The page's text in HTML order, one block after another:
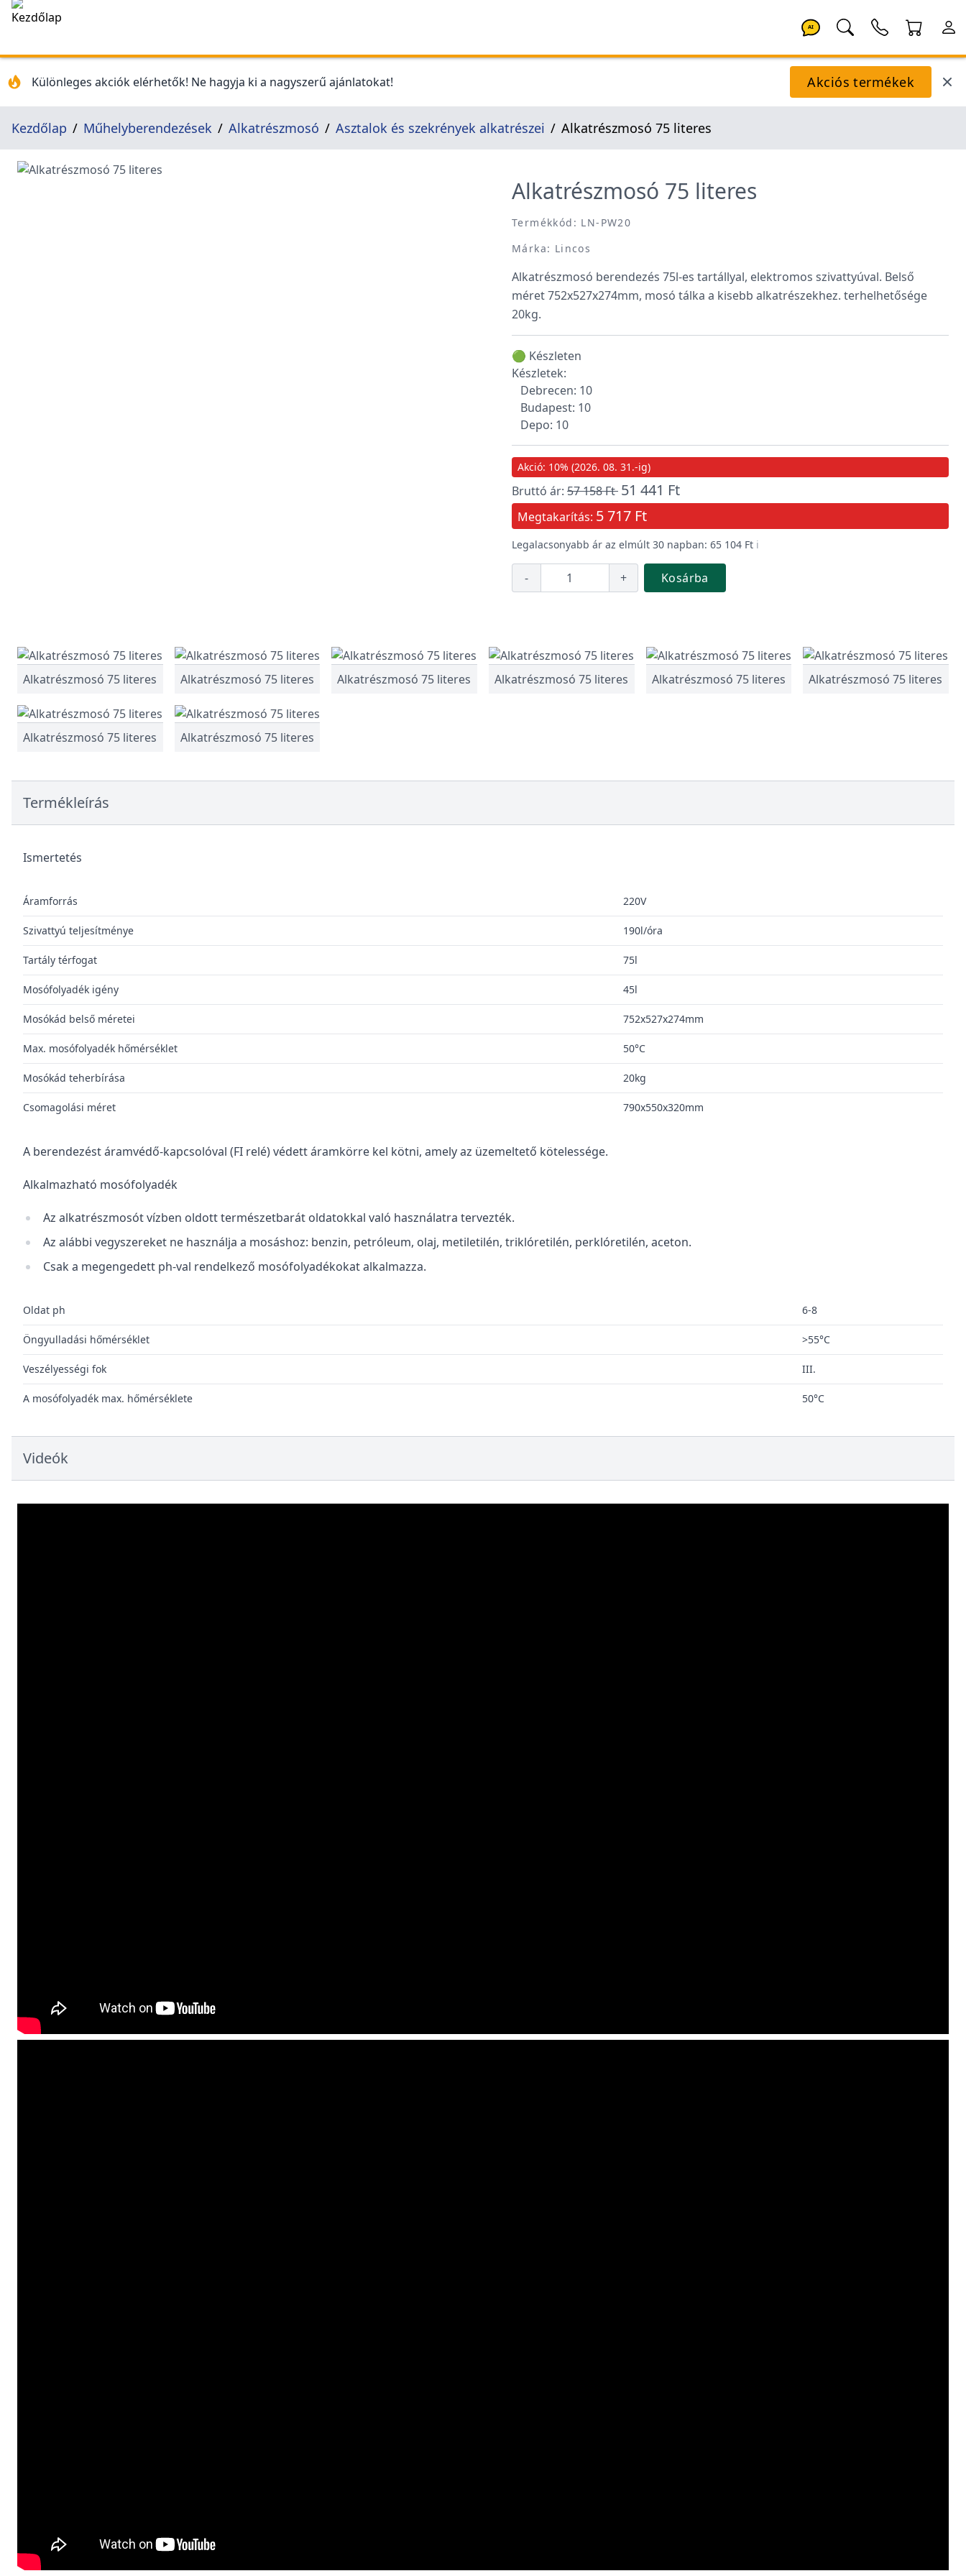
AI
Különleges akciók elérhetők! Ne hagyja ki a nagyszerű ajánlatokat! Akciós termékek
Kezdőlap Műhelyberendezések Alkatrészmosó Asztalok és szekrények alkatrészei Alkatrészmosó 75 literes
Alkatrészmosó 75 literes
Termékkód: LN-PW20
Márka: Lincos
Alkatrészmosó berendezés 75l-es tartállyal, elektromos szivattyúval. Belső
méret 752x527x274mm, mosó tálka a kisebb alkatrészekhez. terhelhetősége
20kg.
🟢 Készleten
Készletek:
Debrecen: 10
Budapest: 10
Depo: 10
Akció: 10% (2026. 08. 31.-ig)
Bruttó ár: 57 158 Ft 51 441 Ft
Megtakarítás: 5 717 Ft
Legalacsonyabb ár az elmúlt 30 napban: 65 104 Ft ℹ️
- + Kosárba
Alkatrészmosó 75 literes Alkatrészmosó 75 literes Alkatrészmosó 75 literes Alkatrészmosó 75 literes Alkatrészmosó 75 literes Alkatrészmosó 75 literes
Alkatrészmosó 75 literes Alkatrészmosó 75 literes
Termékleírás
Ismertetés
Áramforrás 220V
Szivattyú teljesítménye 190l/óra
Tartály térfogat 75l
Mosófolyadék igény 45l
Mosókád belső méretei 752x527x274mm
Max. mosófolyadék hőmérséklet 50°C
Mosókád teherbírása 20kg
Csomagolási méret 790x550x320mm
A berendezést áramvédő-kapcsolóval (FI relé) védett áramkörre kel kötni, amely az üzemeltető kötelessége.
Alkalmazható mosófolyadék
Az alkatrészmosót vízben oldott természetbarát oldatokkal való használatra tervezték.
Az alábbi vegyszereket ne használja a mosáshoz: benzin, petróleum, olaj, metiletilén, triklóretilén, perklóretilén, aceton.
Csak a megengedett ph-val rendelkező mosófolyadékokat alkalmazza.
Oldat ph 6-8
Öngyulladási hőmérséklet >55°C
Veszélyességi fok III.
A mosófolyadék max. hőmérséklete 50°C
Videók